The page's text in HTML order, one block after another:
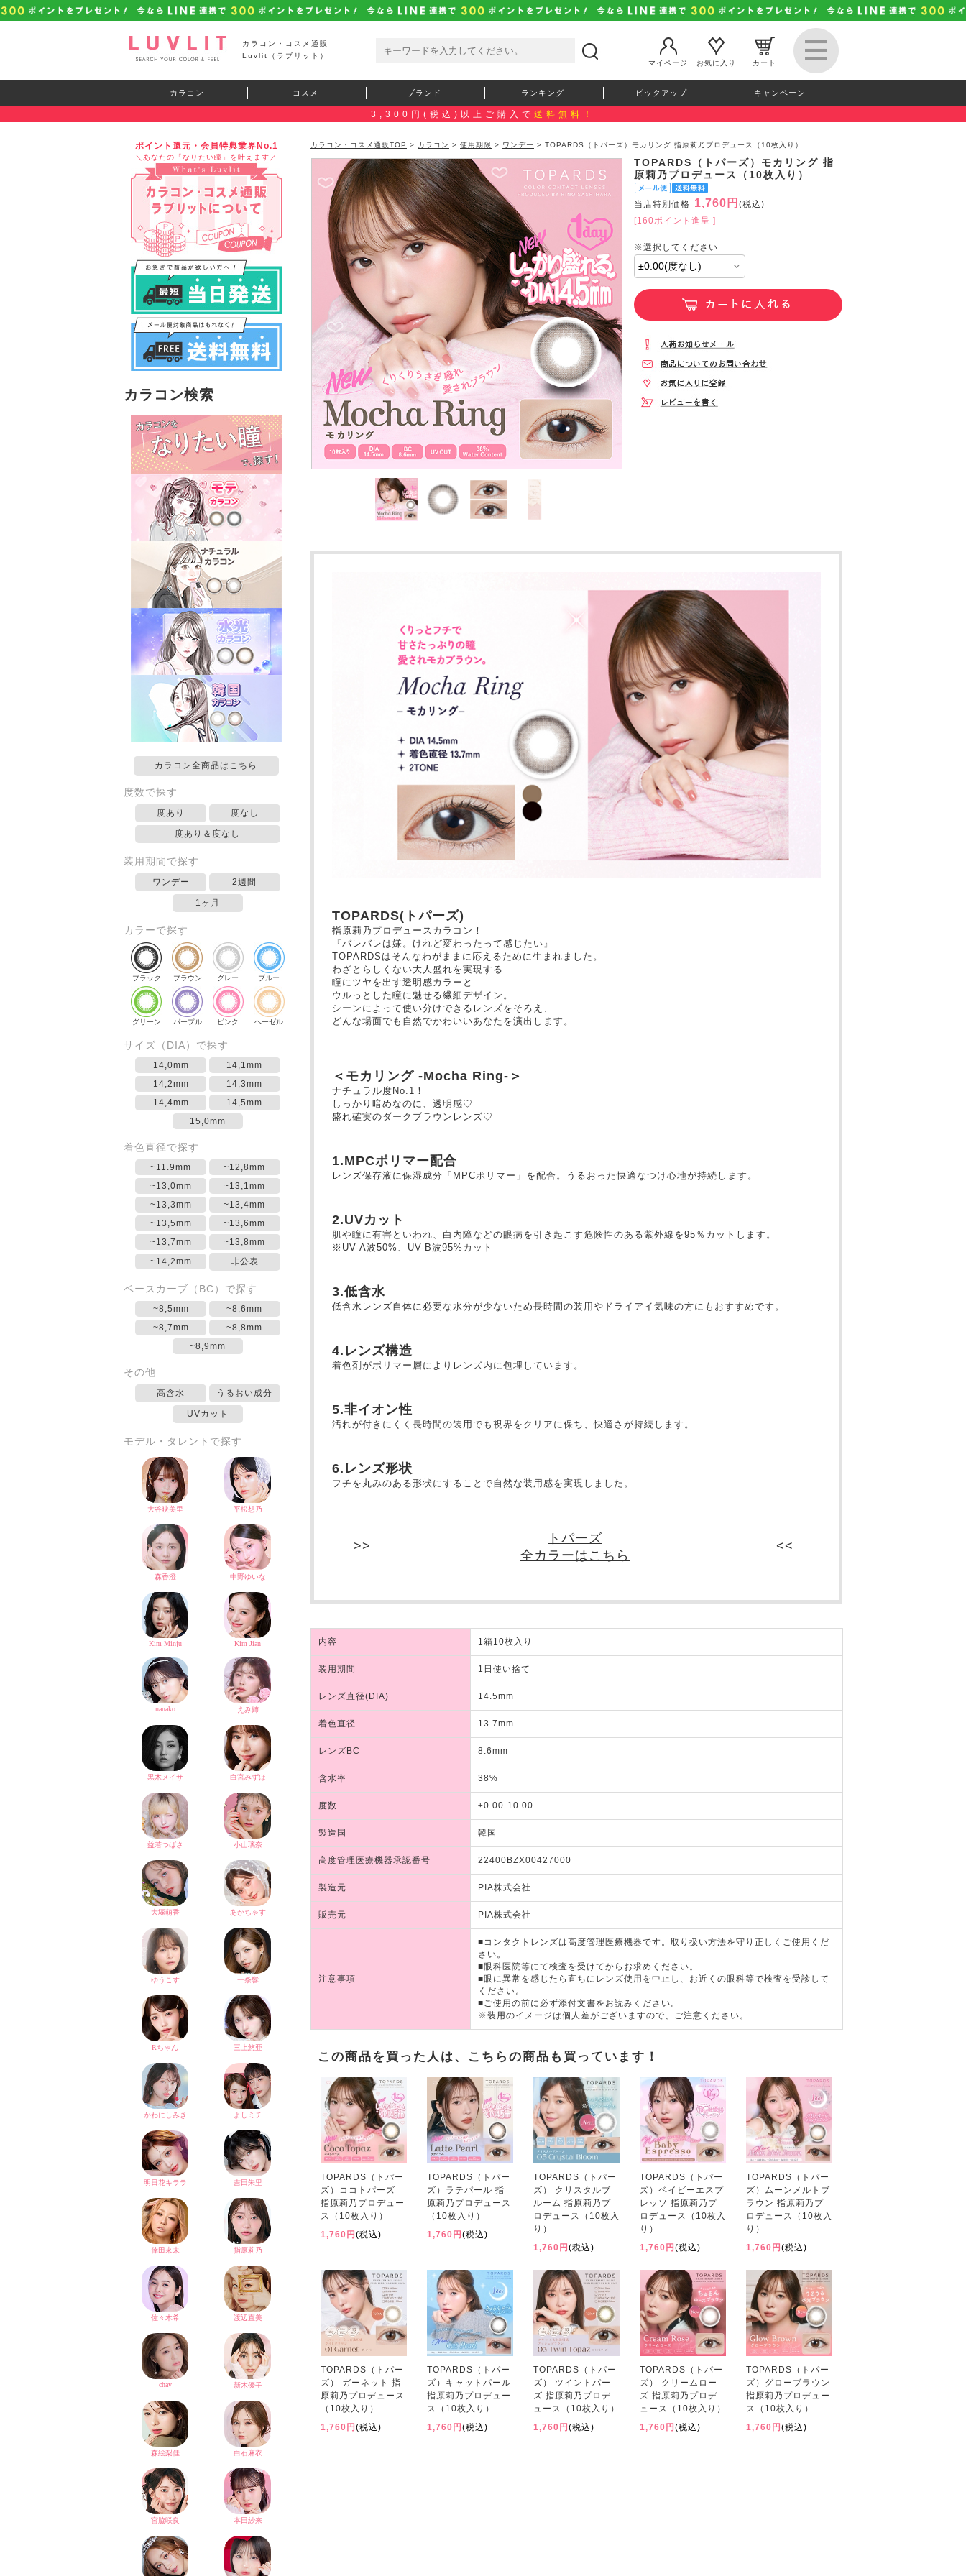
カラコン・コスメ通販
Luvlit（ラブリット）
マイページ
お気に入り カート
カラコン コスメ ブランド ランキング ピックアップ キャンペーン
3,300円(税込)以上ご購入で 送料無料！
ポイント還元・会員特典業界No.1
＼あなたの「なりたい瞳」を叶えます／
カラコン検索
カラコン全商品はこちら
度数で探す
度あり 度なし
度あり＆度なし
装用期間で探す
ワンデー 2週間
1ヶ月
カラーで探す
ブラック ブラウン グレー ブルー
グリーン パープル ピンク ヘーゼル
サイズ（DIA）で探す
14,0mm
14,1mm
14,2mm
14,3mm
14,4mm
14,5mm
15,0mm
着色直径で探す
~11.9mm
~12,8mm
~13,0mm
~13,1mm
~13,3mm
~13,4mm
~13,5mm
~13,6mm
~13,7mm
~13,8mm
~14,2mm
非公表
ベースカーブ（BC）で探す
~8,5mm
~8,6mm
~8,7mm
~8,8mm
~8,9mm
その他
高含水 うるおい成分
UVカット
モデル・タレントで探す
カラコン・コスメ通販TOP > カラコン > 使用期限 > ワンデー > TOPARDS（トパーズ）モカリング 指原莉乃プロデュース（10枚入り）
TOPARDS（トパーズ）モカリング 指
原莉乃プロデュース（10枚入り）
当店特別価格 1,760円 (税込)
[160ポイント進呈 ]
TOPARDS(トパーズ)
指原莉乃プロデュースカラコン！
『バレバレは嫌。けれど変わったって感じたい』
TOPARDSはそんなわがままに応えるために生まれました。
わざとらしくない大人盛れを実現する
瞳にツヤを出す透明感カラーと
ウルっとした瞳に魅せる繊細デザイン。
シーンによって使い分けできるレンズをそろえ、
どんな場面でも自然でかわいいあなたを演出します。
＜モカリング -Mocha Ring-＞
ナチュラル度No.1！
しっかり暗めなのに、透明感♡
盛れ確実のダークブラウンレンズ♡
1.MPCポリマー配合
レンズ保存液に保湿成分「MPCポリマー」を配合。うるおった快適なつけ心地が持続します。
2.UVカット
肌や瞳に有害といわれ、白内障などの眼病を引き起こす危険性のある紫外線を95％カットします。
※UV-A波50%、UV-B波95%カット
3.低含水
低含水レンズ自体に必要な水分が少ないため長時間の装用やドライアイ気味の方にもおすすめです。
4.レンズ構造
着色剤がポリマー層によりレンズ内に包埋しています。
5.非イオン性
汚れが付きにくく長時間の装用でも視界をクリアに保ち、快適さが持続します。
6.レンズ形状
フチを丸みのある形状にすることで自然な装用感を実現しました。
トパーズ
全カラーはこちら
内容 1箱10枚入り
装用期間 1日使い捨て
レンズ直径(DIA) 14.5mm
着色直径 13.7mm
レンズBC 8.6mm
含水率 38%
度数 ±0.00-10.00
製造国 韓国
高度管理医療機器承認番号 22400BZX00427000
製造元 PIA株式会社
販売元 PIA株式会社
注意事項
■コンタクトレンズは高度管理医療機器です。取り扱い方法を守り正しくご使用くだ
さい。
■眼科医院等にて検査を受けてからお求めください。
■眼に異常を感じたら直ちにレンズ使用を中止し、お近くの眼科等で検査を受診して
ください。
■ご使用の前に必ず添付文書をお読みください。
※装用のイメージは個人差がございますので、ご注意ください。
この商品を買った人は、こちらの商品も買っています！
TOPARDS（トパー
ズ）ココトパーズ
指原莉乃プロデュー
ス（10枚入り）
1,760円 (税込)
TOPARDS（トパー
ズ）ラテパール 指
原莉乃プロデュース
（10枚入り）
1,760円 (税込)
TOPARDS（トパー
ズ） クリスタルブ
ルーム 指原莉乃プ
ロデュース（10枚入
り）
1,760円 (税込)
TOPARDS（トパー
ズ）ベイビーエスプ
レッソ 指原莉乃プ
ロデュース（10枚入
り）
1,760円 (税込)
TOPARDS（トパー
ズ）ムーンメルトブ
ラウン 指原莉乃プ
ロデュース（10枚入
り）
1,760円 (税込)
TOPARDS（トパー
ズ） ガーネット 指
原莉乃プロデュース
（10枚入り）
1,760円 (税込)
TOPARDS（トパー
ズ）キャットパール
指原莉乃プロデュー
ス（10枚入り）
1,760円 (税込)
TOPARDS（トパー
ズ） ツイントパー
ズ 指原莉乃プロデ
ュース（10枚入り）
1,760円 (税込)
TOPARDS（トパー
ズ） クリームロー
ズ 指原莉乃プロデ
ュース（10枚入り）
1,760円 (税込)
TOPARDS（トパー
ズ）グローブラウン
指原莉乃プロデュー
ス（10枚入り）
1,760円 (税込)